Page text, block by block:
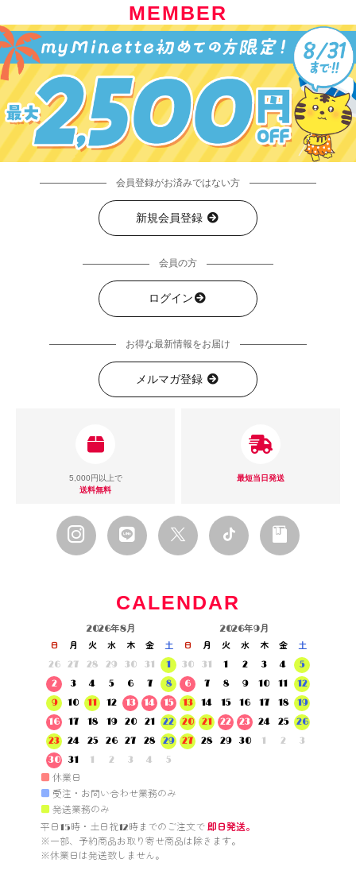
MEMBER
会員登録がお済みではない方
新規会員登録
会員の方
ログイン
お得な最新情報をお届け
メルマガ登録
5,000円以上で
送料無料
最短当日発送
CALENDAR
2026年8月
日 月 火 水 木 金
土
26
27 28 29 30 31
1
2
3 4 5 6 7
8
9
10 11 12 13 14
15
16
17 18 19 20 21
22
23
24 25 26 27 28
29
30
31 1 2 3 4 5
2026年9月
日 月 火 水 木 金
土
30
31 1 2 3 4
5
6
7 8 9 10 11
12
13
14 15 16 17 18
19
20
21 22 23 24 25
26
27
28 29 30 1 2 3
■ 休業日
■ 受注・お問い合わせ業務のみ
■ 発送業務のみ
平日15時・土日祝12時までのご注文で 即日発送。
※一部、予約商品お取り寄せ商品は除きます。
※休業日は発送致しません。